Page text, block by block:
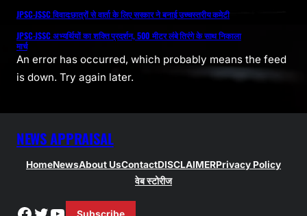
JPSC-JSSC विवाद:छात्रों से वार्ता के लिए सरकार ने बनाई उच्चस्तरीय कमेटी
JPSC-JSSC अभ्यर्थियों का शक्ति प्रदर्शन, 500 मीटर लंबे तिरंगे के साथ निकाला
मार्च
An error has occurred, which probably means the feed
is down. Try again later.
NEWS APPRAISAL
HomeNewsAbout UsContactDISCLAIMERPrivacy Policy
वेब स्टोरीज